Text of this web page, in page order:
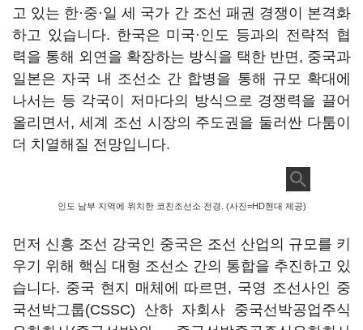
고 있는 한·중·일 세 국가 간 조선 패권 경쟁이 본격화
하고 있습니다. 한국은 미국·인도 등과의 전략적 협
력을 통해 외연을 확장하는 방식을 택한 반면, 중국과
일본은 자국 내 조선소 간 합병을 통해 규모 확대에
나서는 등 각국이 저마다의 방식으로 경쟁력을 끌어
올리면서, 세계 조선 시장의 주도권을 둘러싼 다툼이
더 치열해질 전망입니다.
인도 남부 지역에 위치한 코친조선소 전경. (사진=HD현대 제공)
먼저 신흥 조선 강국인 중국은 조선 산업의 규모를 키
우기 위해 핵심 대형 조선소 간의 통합을 추진하고 있
습니다. 중국 현지 매체에 따르면, 국영 조선사인 중
국선박그룹(CSSC) 산하 자회사 중국선박공업주식